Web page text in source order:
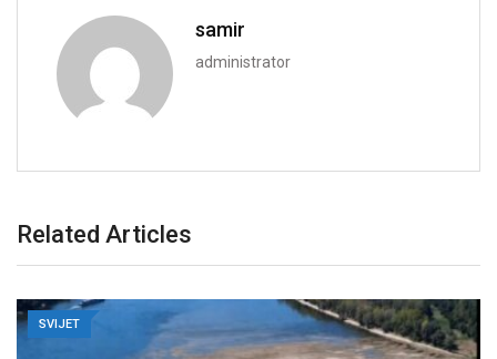
samir
administrator
Related Articles
SVIJET